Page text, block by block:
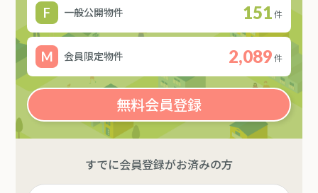
一般公開物件 151件
会員限定物件 2,089件
無料会員登録
すでに会員登録がお済みの方